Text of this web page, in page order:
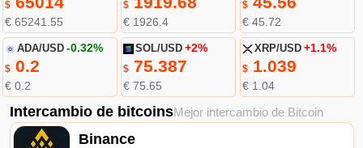
$
€ 65241.55
$
€ 1926.4
$
€ 45.72
ADA/USD -0.32%
$0.2
€ 0.2
SOL/USD +2%
$ 75.387
€ 75.65
XRP/USD +1.1%
$1.039
€ 1.04
Intercambio de bitcoinsMejor intercambio de Bitcoin
Binance